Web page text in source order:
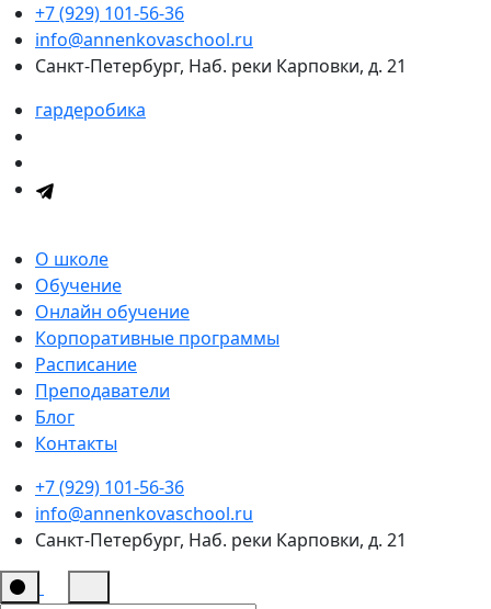
+7 (929) 101-56-36
info@annenkovaschool.ru
Санкт-Петербург, Наб. реки Карповки, д. 21
гардеробика
О школе
Обучение
Онлайн обучение
Корпоративные программы
Расписание
Преподаватели
Блог
Контакты
+7 (929) 101-56-36
info@annenkovaschool.ru
Санкт-Петербург, Наб. реки Карповки, д. 21